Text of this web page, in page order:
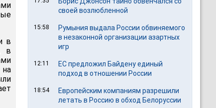
в
в
своей возлюбленной
15:58
Румыния выдала России обвиняемого
в незаконной организации азартных
игр
12:11
ЕС предложил Байдену единый
подход в отношении России
18:54
Европейским компаниям разрешили
летать в Россию в обход Белоруссии